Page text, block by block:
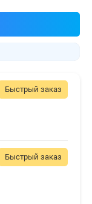
Быстрый заказ
Быстрый заказ